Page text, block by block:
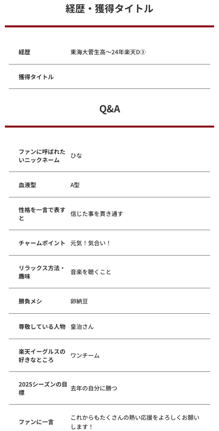
経歴・獲得タイトル
経歴 東海大菅生高～24年楽天D③
獲得タイトル
Q&A
ファンに呼ばれた
いニックネーム
ひな
血液型 A型
性格を一言で表す
と
信じた事を貫き通す
チャームポイント 元気！気合い！
リラックス方法・
趣味
音楽を聴くこと
勝負メシ 卵納豆
尊敬している人物 皇治さん
楽天イーグルスの
好きなところ
ワンチーム
2025シーズンの目
標
去年の自分に勝つ
ファンに一言
これからもたくさんの熱い応援をよろしくお願い
します！